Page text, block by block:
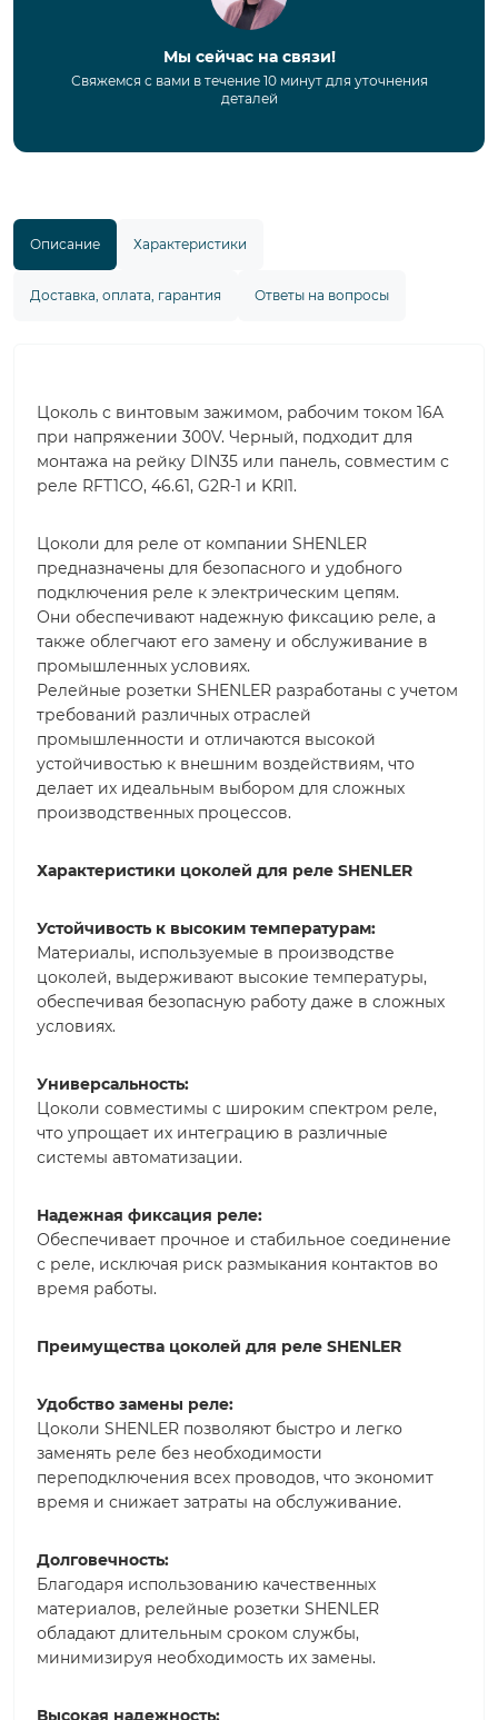
Мы сейчас на связи!
Свяжемся с вами в течение 10 минут для уточнения
деталей
Описание Характеристики
Доставка, оплата, гарантия Ответы на вопросы
Цоколь с винтовым зажимом, рабочим током 16A
при напряжении 300V. Черный, подходит для
монтажа на рейку DIN35 или панель, совместим с
реле RFT1CO, 46.61, G2R-1 и KRI1.
Цоколи для реле от компании SHENLER
предназначены для безопасного и удобного
подключения реле к электрическим цепям.
Они обеспечивают надежную фиксацию реле, а
также облегчают его замену и обслуживание в
промышленных условиях.
Релейные розетки SHENLER разработаны с учетом
требований различных отраслей
промышленности и отличаются высокой
устойчивостью к внешним воздействиям, что
делает их идеальным выбором для сложных
производственных процессов.
Характеристики цоколей для реле SHENLER
Устойчивость к высоким температурам:
Материалы, используемые в производстве
цоколей, выдерживают высокие температуры,
обеспечивая безопасную работу даже в сложных
условиях.
Универсальность:
Цоколи совместимы с широким спектром реле,
что упрощает их интеграцию в различные
системы автоматизации.
Надежная фиксация реле:
Обеспечивает прочное и стабильное соединение
с реле, исключая риск размыкания контактов во
время работы.
Преимущества цоколей для реле SHENLER
Удобство замены реле:
Цоколи SHENLER позволяют быстро и легко
заменять реле без необходимости
переподключения всех проводов, что экономит
время и снижает затраты на обслуживание.
Долговечность:
Благодаря использованию качественных
материалов, релейные розетки SHENLER
обладают длительным сроком службы,
минимизируя необходимость их замены.